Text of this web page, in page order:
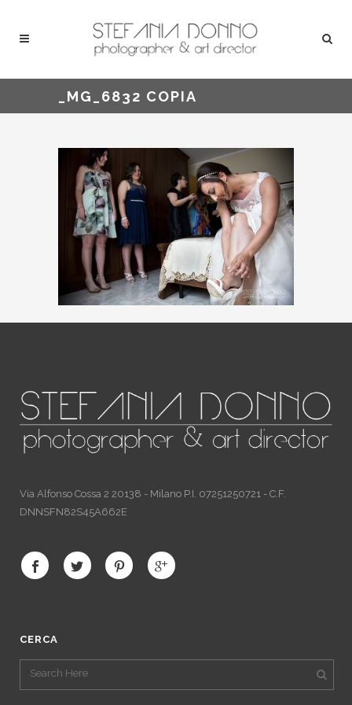
_MG_6832 COPIA
Via Alfonso Cossa 2 20138 - Milano P.I. 07251250721 - C.F.
DNNSFN82S45A662E
CERCA